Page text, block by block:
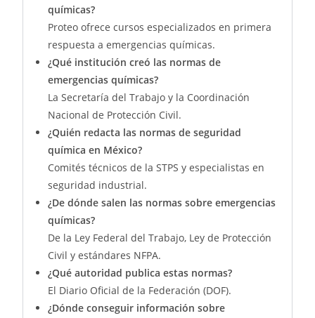
químicas?
Proteo ofrece cursos especializados en primera
respuesta a emergencias químicas.
¿Qué institución creó las normas de
emergencias químicas?
La Secretaría del Trabajo y la Coordinación
Nacional de Protección Civil.
¿Quién redacta las normas de seguridad
química en México?
Comités técnicos de la STPS y especialistas en
seguridad industrial.
¿De dónde salen las normas sobre emergencias
químicas?
De la Ley Federal del Trabajo, Ley de Protección
Civil y estándares NFPA.
¿Qué autoridad publica estas normas?
El Diario Oficial de la Federación (DOF).
¿Dónde conseguir información sobre